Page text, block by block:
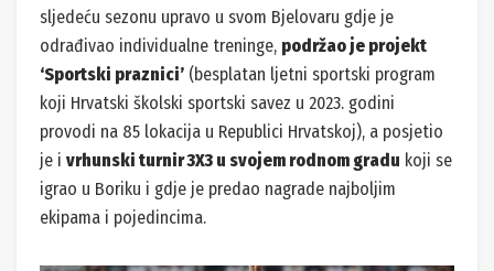
sljedeću sezonu upravo u svom Bjelovaru gdje je
odrađivao individualne treninge, podržao je projekt
‘Sportski praznici’ (besplatan ljetni sportski program
koji Hrvatski školski sportski savez u 2023. godini
provodi na 85 lokacija u Republici Hrvatskoj), a posjetio
je i vrhunski turnir 3X3 u svojem rodnom gradu koji se
igrao u Boriku i gdje je predao nagrade najboljim
ekipama i pojedincima.